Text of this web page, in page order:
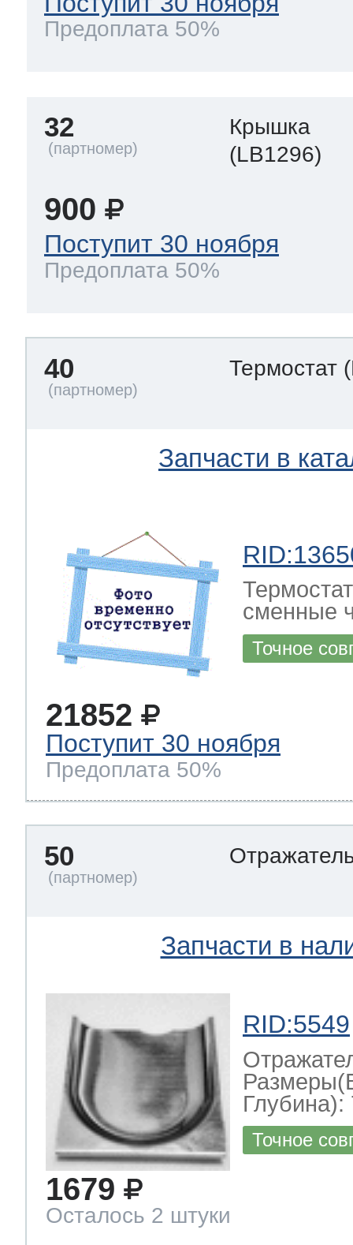
Предоплата 50%
32
Крышка
(LB1296)
900
Поступит 30 ноября
Предоплата 50%
40 Термостат
Запчасти в
сменные
Точное
21852
Поступит 30 ноября
Предоплата 50%
50
Запчасти в
RID:5549
Глубина):
Точное
1679
Осталось 2 штуки